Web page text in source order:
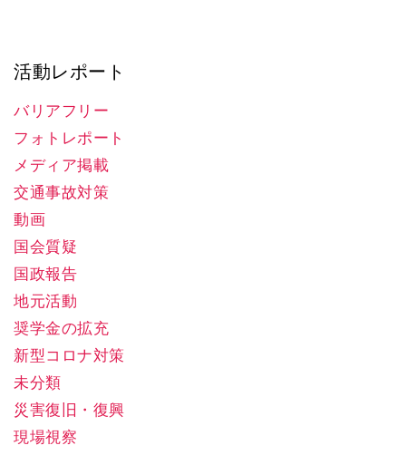
活動レポート
バリアフリー
フォトレポート
メディア掲載
交通事故対策
動画
国会質疑
国政報告
地元活動
奨学金の拡充
新型コロナ対策
未分類
災害復旧・復興
現場視察